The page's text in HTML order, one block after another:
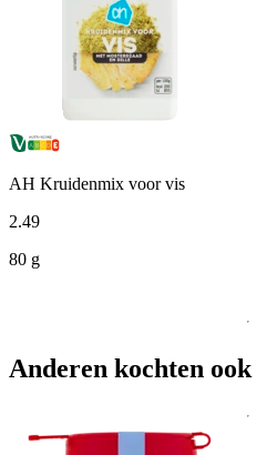
AH Kruidenmix voor vis
2.49
80 g
Anderen kochten ook